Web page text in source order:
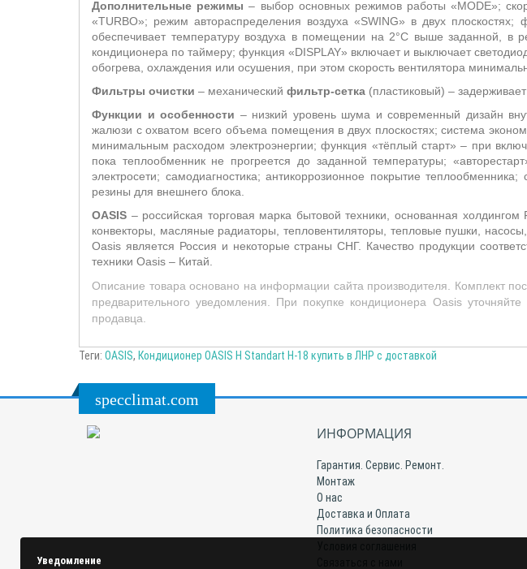
Дополнительные режимы – выбор основных режимов работы «MODE»;
«TURBO»; режим автораспределения воздуха «SWING» в двух плоскостях;
обеспечивает температуру воздуха в помещении на 2°С выше заданной,
кондиционера по таймеру; функция «DISPLAY» включает и выключает
обогрева, охлаждения или осушения, при этом скорость вентилятора
Фильтры очистки – механический фильтр-сетка (пластиковый) –
Функции и особенности – низкий уровень шума и современный дизайн
жалюзи с охватом всего объема помещения в двух плоскостях; система
минимальным расходом электроэнергии; функция «тёплый старт»– при
пока теплообменник не прогреется до заданной температуры;
электросети; самодиагностика; антикоррозионное покрытие
резины для внешнего блока.
OASIS – российская торговая марка бытовой техники, основанная
конвекторы, масляные радиаторы, тепловентиляторы, тепловые пушки,
Oasis является Россия и некоторые страны СНГ. Качество продукции
техники Oasis – Китай.
Описание товара основано на информации сайта производителя. Комплект
предварительного уведомления. При покупке кондиционера Oasis
продавца.
Теги: OASIS, Кондиционер OASIS H Standart H-18 купить в ЛНР с доставкой
specclimat.com
ИНФОРМАЦИЯ
Гарантия. Сервис. Ремонт.
Монтаж
О нас
Доставка и Оплата
Политика безопасности
Уведомление